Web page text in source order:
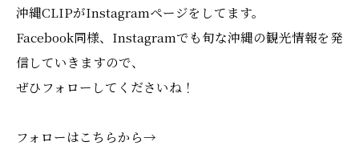
沖縄CLIPがInstagramページをしてます。
Facebook同様、Instagramでも旬な沖縄の観光情報を発
信していきますので、
ぜひフォローしてくださいね！
フォローはこちらから→